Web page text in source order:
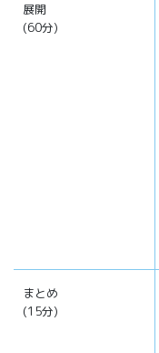
展開
(60分)
まとめ
(15分)